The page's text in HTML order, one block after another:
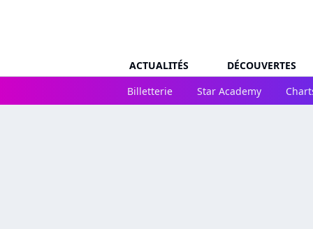
ACTUALITÉS DÉCOUVERTES
Billetterie
Star Academy